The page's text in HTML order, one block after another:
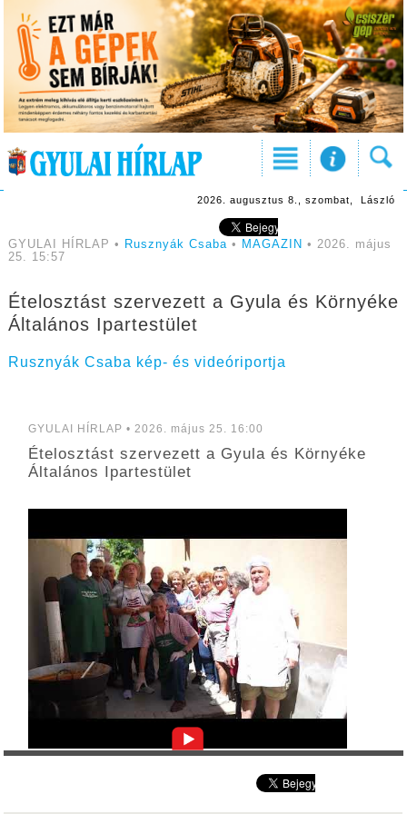
2026. augusztus 8., szombat, László
GYULAI HÍRLAP • Rusznyák Csaba• MAGAZIN • 2026. május
25. 15:57
Ételosztást szervezett a Gyula és Környéke
Általános Ipartestület
Rusznyák Csaba kép- és videóriportja
GYULAI HÍRLAP • 2026. május 25. 16:00
Ételosztást szervezett a Gyula és Környéke
Általános Ipartestület